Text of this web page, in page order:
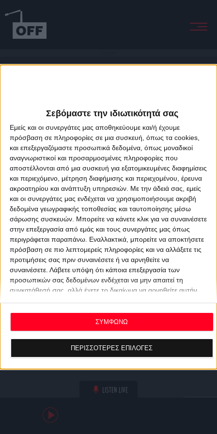
Σεβόμαστε την ιδιωτικότητά σας
Εμείς και οι συνεργάτες μας αποθηκεύουμε και/ή έχουμε
πρόσβαση σε πληροφορίες σε μια συσκευή, όπως τα cookies,
και επεξεργαζόμαστε προσωπικά δεδομένα, όπως μοναδικοί
αναγνωριστικοί και προσαρμοσμένες πληροφορίες που
αποστέλλονται από μια συσκευή για εξατομικευμένες διαφημίσεις
και περιεχόμενο, μέτρηση διαφήμισης και περιεχομένου, έρευνα
ακροατηρίου και ανάπτυξη υπηρεσιών. Με την άδειά σας, εμείς
και οι συνεργάτες μας ενδέχεται να χρησιμοποιήσουμε ακριβή
δεδομένα γεωγραφικής τοποθεσίας και ταυτοποίησης μέσω
σάρωσης συσκευών. Μπορείτε να κάνετε κλικ για να συναινέσετε
στην επεξεργασία από εμάς και τους συνεργάτες μας όπως
περιγράφεται παραπάνω. Εναλλακτικά, μπορείτε να αποκτήσετε
πρόσβαση σε πιο λεπτομερείς πληροφορίες και να αλλάξετε τις
προτιμήσεις σας πριν συναινέσετε ή να αρνηθείτε να
συναινέσετε. Λάβετε υπόψη ότι κάποια επεξεργασία των
προσωπικών σας δεδομένων ενδέχεται να μην απαιτεί τη
συγκατάθεσή σας, αλλά έχετε το δικαίωμα να αρνηθείτε αυτήν
ανακαλέσετε τη συγκατάθεσή σας ανά πάσα στιγμή
επιστρέφοντας σε αυτόν τον ιστότοπο και κάνοντας κλικ στο
κουμπί "Απορρήτου" στο κάτω μέρος της ιστοσελίδας.
ΠΕΡΙΣΣΟΤΕΡΕΣ ΕΠΙΛΟΓΕΣ
ΣΥΜΦΩΝΩ
LISTEN LIVE
About Offradio Business Class Terms & Conditions
Privacy Policy
Designed & developed byporcupine colors&Fotis Alexandrou